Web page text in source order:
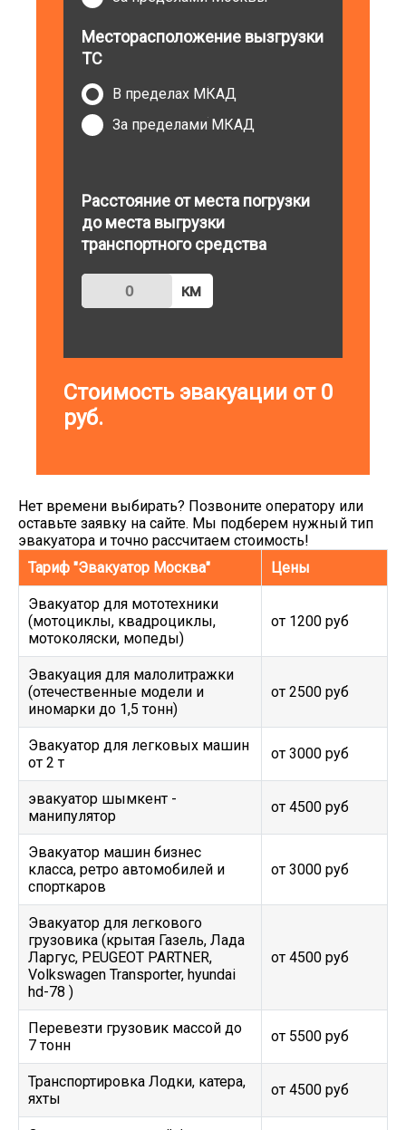
Месторасположение вызгрузки
ТС
В пределах МКАД
За пределами МКАД
Расстояние от места погрузки
до места выгрузки
транспортного средства
км
Стоимость эвакуации от 0
руб.
Нет времени выбирать? Позвоните оператору или
оставьте заявку на сайте. Мы подберем нужный тип
эвакуатора и точно рассчитаем стоимость!
Тариф "Эвакуатор Москва"
Цены
Эвакуатор для мототехники
(мотоциклы, квадроциклы,
мотоколяски, мопеды)
от 1200 руб
Эвакуация для малолитражки
(отечественные модели и
иномарки до 1,5 тонн)
от 2500 руб
Эвакуатор для легковых машин
от 2 т
от 3000 руб
эвакуатор шымкент -
манипулятор
от 4500 руб
Эвакуатор машин бизнес
класса, ретро автомобилей и
спорткаров
от 3000 руб
Эвакуатор для легкового
грузовика (крытая Газель, Лада
Ларгус, PEUGEOT PARTNER,
Volkswagen Transporter, hyundai
hd-78 )
от 4500 руб
Перевезти грузовик массой до
7 тонн
от 5500 руб
Транспортировка Лодки, катера,
яхты
от 4500 руб